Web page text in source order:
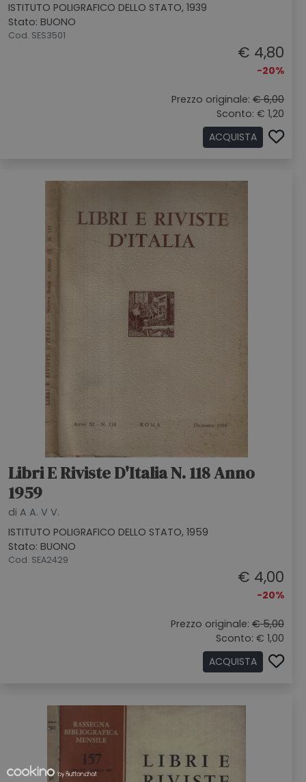
ISTITUTO POLIGRAFICO DELLO STATO, 1939
Stato: BUONO
Cod. SES3501
€ 4,80
-20%
Prezzo originale: € 6,00
Sconto: € 1,20
ACQUISTA
Libri E Riviste D'Italia N. 118 Anno
1959
di A A. V V.
ISTITUTO POLIGRAFICO DELLO STATO, 1959
Stato: BUONO
Cod. SEA2429
€ 4,00
-20%
Prezzo originale: € 5,00
Sconto: € 1,00
ACQUISTA